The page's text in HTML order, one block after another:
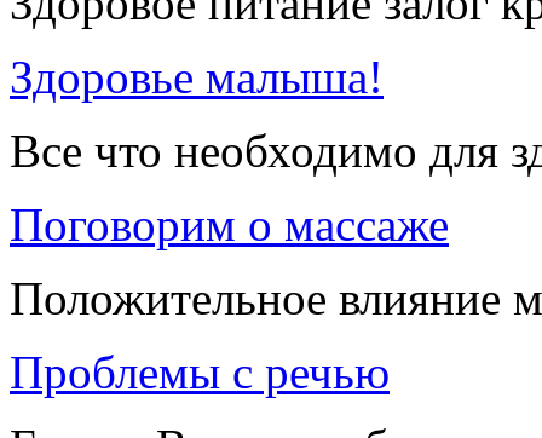
Здоровье малыша!
Все что необходимо для
Поговорим о массаже
Положительное влияние
Проблемы с речью